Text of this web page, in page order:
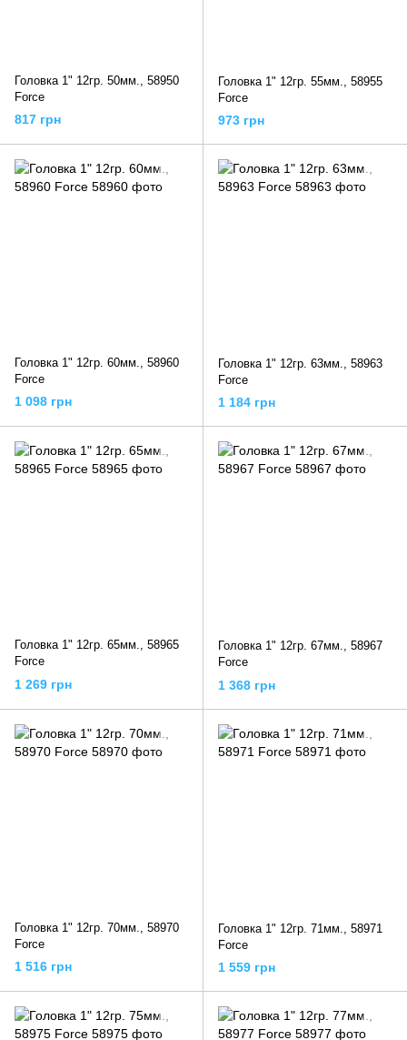
Головка 1" 12гр. 50мм., 58950
Force
817 грн
Головка 1" 12гр. 55мм., 58955
Force
973 грн
Головка 1" 12гр. 60мм., 58960
Force
1 098 грн
Головка 1" 12гр. 63мм., 58963
Force
1 184 грн
Головка 1" 12гр. 65мм., 58965
Force
1 269 грн
Головка 1" 12гр. 67мм., 58967
Force
1 368 грн
Головка 1" 12гр. 70мм., 58970
Force
1 516 грн
Головка 1" 12гр. 71мм., 58971
Force
1 559 грн